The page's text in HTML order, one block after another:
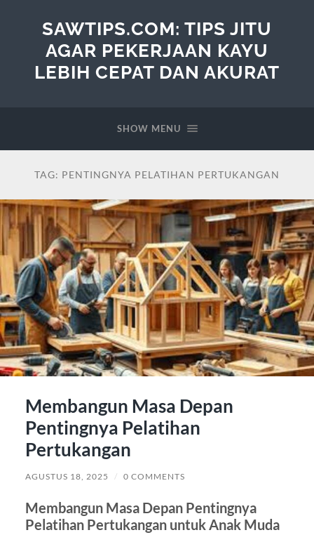
SAWTIPS.COM: TIPS JITU
AGAR PEKERJAAN KAYU
LEBIH CEPAT DAN AKURAT
SHOW MENU
TAG: PENTINGNYA PELATIHAN PERTUKANGAN
Membangun Masa Depan
Pentingnya Pelatihan
Pertukangan
AGUSTUS 18, 2025 / 0 COMMENTS
Membangun Masa Depan Pentingnya
Pelatihan Pertukangan untuk Anak Muda